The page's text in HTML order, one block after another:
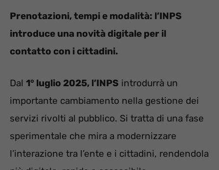
Prenotazioni, tempi e modalità: l’INPS
introduce una novità digitale per il
contatto con i cittadini.
Dal 1° luglio 2025, l’INPS introdurrà un
importante cambiamento nella gestione dei
servizi rivolti al pubblico. Si tratta di una fase
sperimentale che mira a modernizzare
l’interazione tra l’ente e i cittadini, rendendola